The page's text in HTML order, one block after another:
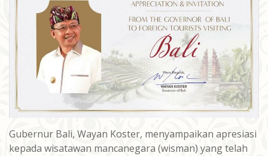
Gubernur Bali, Wayan Koster, menyampaikan apresiasi
kepada wisatawan mancanegara (wisman) yang telah